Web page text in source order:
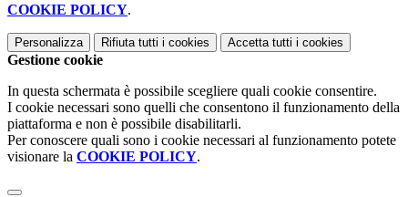
COOKIE POLICY.
Personalizza Rifiuta tutti i cookies Accetta tutti i cookies
Gestione cookie
In questa schermata è possibile scegliere quali cookie consentire.
I cookie necessari sono quelli che consentono il funzionamento della
piattaforma e non è possibile disabilitarli.
Per conoscere quali sono i cookie necessari al funzionamento potete
visionare la COOKIE POLICY.